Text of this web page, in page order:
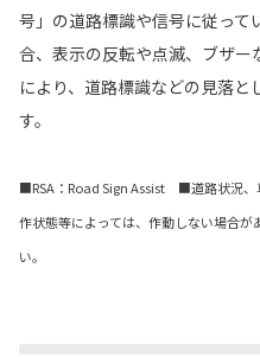
号」の道路標識や信号に従って
合、表示の反転や点滅、ブザー
により、道路標識などの見落
す。
■RSA：Road Sign Assist ■道路状況、
作状態等によっては、作動しない場合
い。